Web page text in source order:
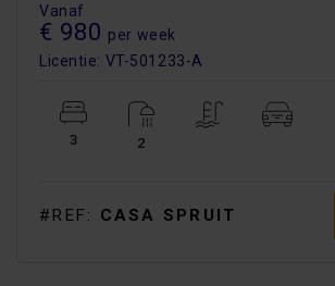
Vanaf
€ 980 per week
Licentie: VT-501233-A
3 2
#REF: CASA SPRUIT